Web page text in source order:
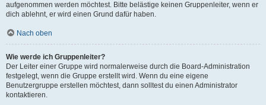
aufgenommen werden möchtest. Bitte belästige keinen Gruppenleiter, wenn er
dich ablehnt, er wird einen Grund dafür haben.
Nach oben
Wie werde ich Gruppenleiter?
Der Leiter einer Gruppe wird normalerweise durch die Board-Administration
festgelegt, wenn die Gruppe erstellt wird. Wenn du eine eigene
Benutzergruppe erstellen möchtest, dann solltest du einen Administrator
kontaktieren.